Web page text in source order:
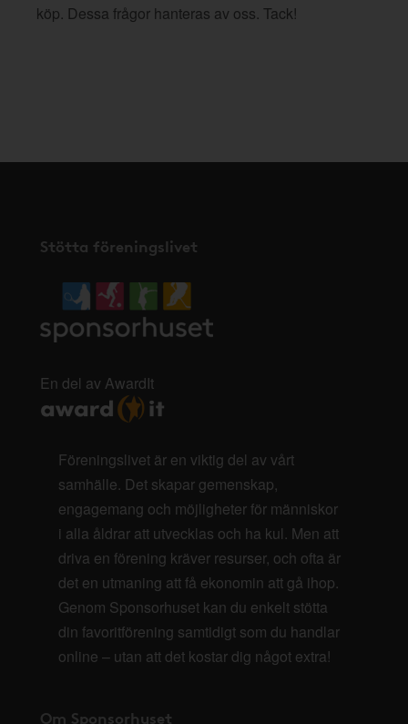
köp. Dessa frågor hanteras av oss. Tack!
Stötta föreningslivet
En del av AwardIt
Föreningslivet är en viktig del av vårt
samhälle. Det skapar gemenskap,
engagemang och möjligheter för människor
i alla åldrar att utvecklas och ha kul. Men att
driva en förening kräver resurser, och ofta är
det en utmaning att få ekonomin att gå ihop.
Genom Sponsorhuset kan du enkelt stötta
din favoritförening samtidigt som du handlar
online – utan att det kostar dig något extra!
Om Sponsorhuset